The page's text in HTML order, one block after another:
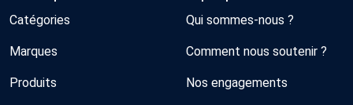
Catégories
Marques
Produits
Qui sommes-nous ?
Comment nous soutenir ?
Nos engagements